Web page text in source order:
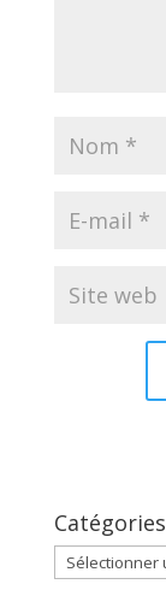
Catégories
Catégories